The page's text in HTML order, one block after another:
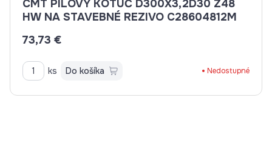
CMT PÍLOVÝ KOTÚČ D300X3,2D30 Z48
HW NA STAVEBNÉ REZIVO C28604812M
73,73 €
ks Do košíka Nedostupné